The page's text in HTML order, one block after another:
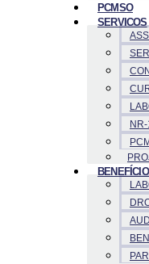
PCMSO
SERVICOS
NR-